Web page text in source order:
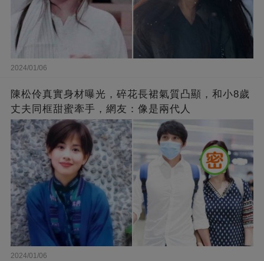
2024/01/06
陳松伶真實身材曝光，碎花長裙氣質凸顯，和小8歲
丈夫同框甜蜜牽手，網友：像是兩代人
2024/01/06